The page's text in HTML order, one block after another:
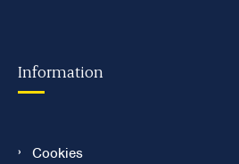
Information
Cookies